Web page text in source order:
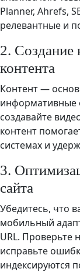
Planner, Ahrefs,
релевантные и
2. Создание
контента
Контент —
информативные
создавайте
контент
системах и
3.
сайта
Убедитесь, что
мобильный
URL. Проверьте
исправьте
индексируются